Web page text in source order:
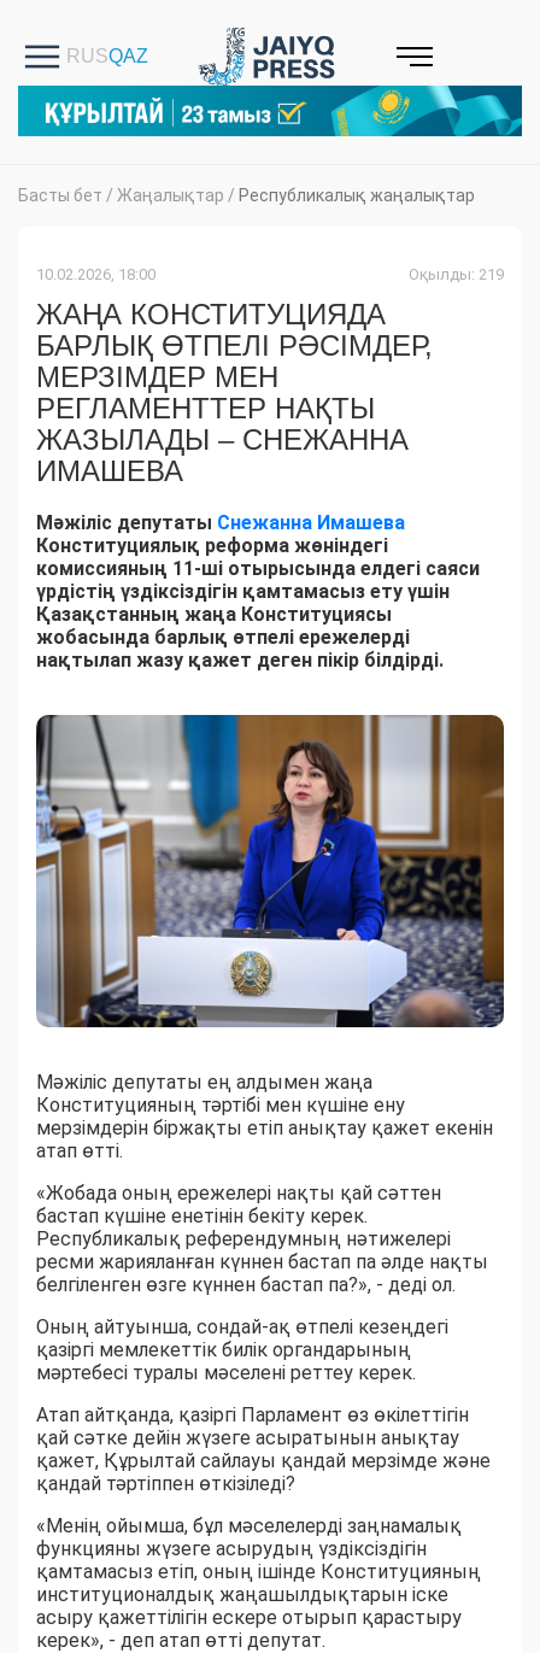
Басты бет / Жаңалықтар / Республикалық жаңалықтар
10.02.2026, 18:00 Оқылды: 219
ЖАҢА КОНСТИТУЦИЯДА
БАРЛЫҚ ӨТПЕЛІ РӘСІМДЕР,
МЕРЗІМДЕР МЕН
РЕГЛАМЕНТТЕР НАҚТЫ
ЖАЗЫЛАДЫ – СНЕЖАННА
ИМАШЕВА
Мәжіліс депутаты Снежанна Имашева
Конституциялық реформа жөніндегі
комиссияның 11-ші отырысында елдегі саяси
үрдістің үздіксіздігін қамтамасыз ету үшін
Қазақстанның жаңа Конституциясы
жобасында барлық өтпелі ережелерді
нақтылап жазу қажет деген пікір білдірді.
Мәжіліс депутаты ең алдымен жаңа
Конституцияның тәртібі мен күшіне ену
мерзімдерін біржақты етіп анықтау қажет екенін
атап өтті.
«Жобада оның ережелері нақты қай сәттен
бастап күшіне енетінін бекіту керек.
Республикалық референдумның нәтижелері
ресми жарияланған күннен бастап па әлде нақты
белгіленген өзге күннен бастап па?», - деді ол.
Оның айтуынша, сондай-ақ өтпелі кезеңдегі
қазіргі мемлекеттік билік органдарының
мәртебесі туралы мәселені реттеу керек.
Атап айтқанда, қазіргі Парламент өз өкілеттігін
қай сәтке дейін жүзеге асыратынын анықтау
қажет, Құрылтай сайлауы қандай мерзімде және
қандай тәртіппен өткізіледі?
«Менің ойымша, бұл мәселелерді заңнамалық
функцияны жүзеге асырудың үздіксіздігін
қамтамасыз етіп, оның ішінде Конституцияның
институционалдық жаңашылдықтарын іске
асыру қажеттілігін ескере отырып қарастыру
керек», - деп атап өтті депутат.